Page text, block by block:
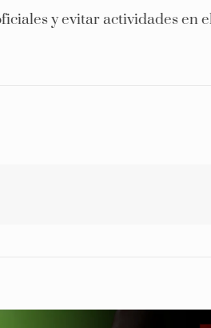
y evitar actividades en